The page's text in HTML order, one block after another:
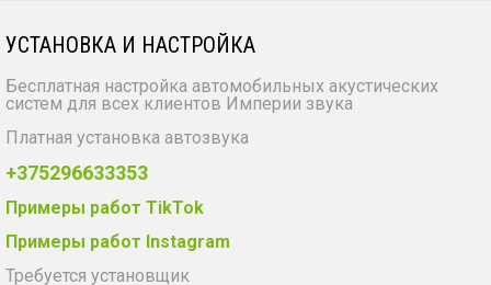
УСТАНОВКА И НАСТРОЙКА
Бесплатная настройка автомобильных акустических
систем для всех клиентов Империи звука
Платная установка автозвука
+375296633353
Примеры работ TikTok
Примеры работ Instagram
Требуется установщик